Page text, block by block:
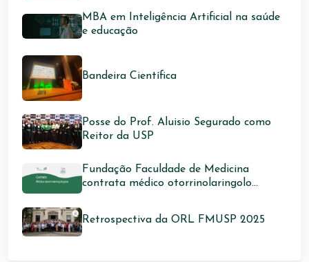
MBA em Inteligência Artificial na saúde
e educação
Bandeira Científica
Posse do Prof. Aluisio Segurado como
Reitor da USP
Fundação Faculdade de Medicina
contrata médico otorrinolaringolo...
Retrospectiva da ORL FMUSP 2025